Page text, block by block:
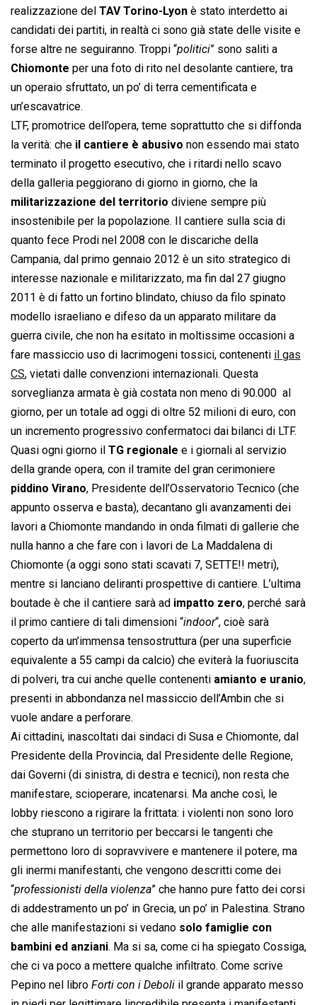
realizzazione del TAV Torino-Lyon è stato interdetto ai
candidati dei partiti, in realtà ci sono già state delle visite e
forse altre ne seguiranno. Troppi “politici” sono saliti a
Chiomonte per una foto di rito nel desolante cantiere, tra
un operaio sfruttato, un po’ di terra cementificata e
un’escavatrice.
LTF, promotrice dell’opera, teme soprattutto che si diffonda
la verità: che il cantiere è abusivo non essendo mai stato
terminato il progetto esecutivo, che i ritardi nello scavo
della galleria peggiorano di giorno in giorno, che la
militarizzazione del territorio diviene sempre più
insostenibile per la popolazione. Il cantiere sulla scia di
quanto fece Prodi nel 2008 con le discariche della
Campania, dal primo gennaio 2012 è un sito strategico di
interesse nazionale e militarizzato, ma fin dal 27 giugno
2011 è di fatto un fortino blindato, chiuso da filo spinato
modello israeliano e difeso da un apparato militare da
guerra civile, che non ha esitato in moltissime occasioni a
fare massiccio uso di lacrimogeni tossici, contenenti il gas
CS, vietati dalle convenzioni internazionali. Questa
sorveglianza armata è già costata non meno di 90.000  al
giorno, per un totale ad oggi di oltre 52 milioni di euro, con
un incremento progressivo confermatoci dai bilanci di LTF.
Quasi ogni giorno il TG regionale e i giornali al servizio
della grande opera, con il tramite del gran cerimoniere
piddino Virano, Presidente dell’Osservatorio Tecnico (che
appunto osserva e basta), decantano gli avanzamenti dei
lavori a Chiomonte mandando in onda filmati di gallerie che
nulla hanno a che fare con i lavori de La Maddalena di
Chiomonte (a oggi sono stati scavati 7, SETTE!! metri),
mentre si lanciano deliranti prospettive di cantiere. L’ultima
boutade è che il cantiere sarà ad impatto zero, perché sarà
il primo cantiere di tali dimensioni “indoor“, cioè sarà
coperto da un’immensa tensostruttura (per una superficie
equivalente a 55 campi da calcio) che eviterà la fuoriuscita
di polveri, tra cui anche quelle contenenti amianto e uranio,
presenti in abbondanza nel massiccio dell’Ambin che si
vuole andare a perforare.
Ai cittadini, inascoltati dai sindaci di Susa e Chiomonte, dal
Presidente della Provincia, dal Presidente delle Regione,
dai Governi (di sinistra, di destra e tecnici), non resta che
manifestare, scioperare, incatenarsi. Ma anche così, le
lobby riescono a rigirare la frittata: i violenti non sono loro
che stuprano un territorio per beccarsi le tangenti che
permettono loro di sopravvivere e mantenere il potere, ma
gli inermi manifestanti, che vengono descritti come dei
“professionisti della violenza” che hanno pure fatto dei corsi
di addestramento un po’ in Grecia, un po’ in Palestina. Strano
che alle manifestazioni si vedano solo famiglie con
bambini ed anziani. Ma si sa, come ci ha spiegato Cossiga,
che ci va poco a mettere qualche infiltrato. Come scrive
Pepino nel libro  Forti con i Deboli  il grande apparato messo